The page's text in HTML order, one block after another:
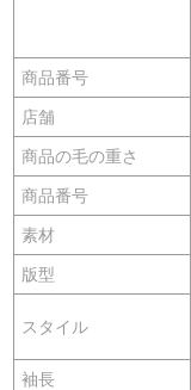
商品番号
店舗
商品の毛の重さ
商品番号
素材
版型
スタイル
袖長